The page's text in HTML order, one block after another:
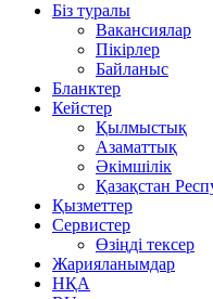
Біз туралы
Вакансиялар
Пікірлер
Байланыс
Бланктер
Кейстер
Қылмыстық
Азаматтық
Әкімшілік
Қазақстан
Қызметтер
Сервистер
Өзіңді тексер
Жарияланымдар
НҚА